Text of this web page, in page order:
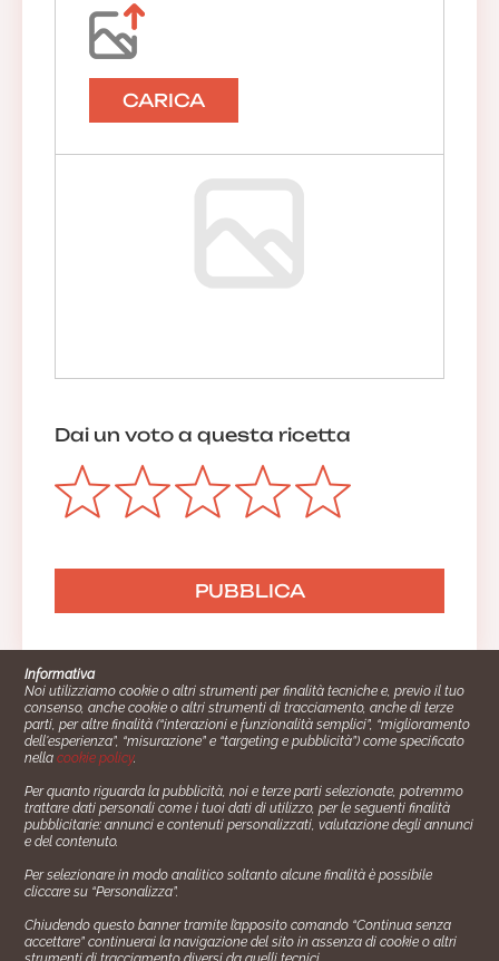
CARICA
Dai un voto a questa ricetta
Cucinare.it è un marchio commerciale di Impiego24.it s.r.l.
copyright 2014 - 2024 P.IVA: 03406490130
Azienda certiﬁcata ISO 27001 numero: SNR 73140386/89/I
- Azienda certiﬁcata ISO 9001 numero: SNR
Gestione consensi e categorie merceologiche marketing
Informativa
Noi utilizziamo cookie o altri strumenti per finalità tecniche e, previo il tuo
consenso, anche cookie o altri strumenti di tracciamento, anche di terze
parti, per altre finalità (“interazioni e funzionalità semplici”, “miglioramento
dell'esperienza”, “misurazione” e “targeting e pubblicità”) come specificato
nellacookie policy.
Per quanto riguarda la pubblicità, noi e terze parti selezionate, potremmo
trattare dati personali come i tuoi dati di utilizzo, per le seguenti finalità
pubblicitarie: annunci e contenuti personalizzati, valutazione degli annunci
e del contenuto.
Per selezionare in modo analitico soltanto alcune finalità è possibile
cliccare su “Personalizza”.
Chiudendo questo banner tramite l’apposito comando “Continua senza
accettare” continuerai la navigazione del sito in assenza di cookie o altri